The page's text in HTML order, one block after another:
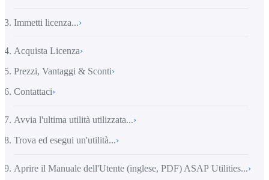
Immetti licenza...›
Acquista Licenza›
Prezzi, Vantaggi & Sconti›
Contattaci›
Avvia l'ultima utilità utilizzata...›
Trova ed esegui un'utilità...›
Aprire il Manuale dell'Utente (inglese, PDF) ASAP Utilities...›